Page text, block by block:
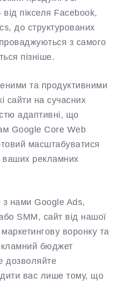
пікселя Facebook,
до структурованих
з самого
пізніше.
та продуктивними
сайти на сучасних
адаптивні, що
Google Core Web
масштабуватися
ваших рекламних
нами Google Ads,
SMM, сайт від нашої
воронку та
бюджет
дозволяйте
вас лише тому, що